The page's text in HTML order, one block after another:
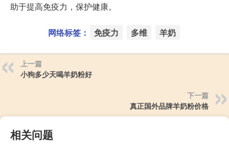
助于提高免疫力，保护健康。
网络标签： 免疫力 多维 羊奶
上一篇
小狗多少天喝羊奶粉好
下一篇
真正国外品牌羊奶粉价格
相关问题